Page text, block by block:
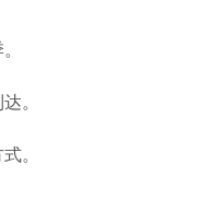
。
。